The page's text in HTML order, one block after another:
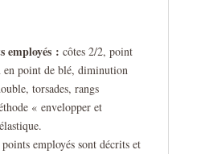
employés : côtes 2/2, point
en point de blé, diminution
torsades, rangs
« envelopper et
employés sont décrits et